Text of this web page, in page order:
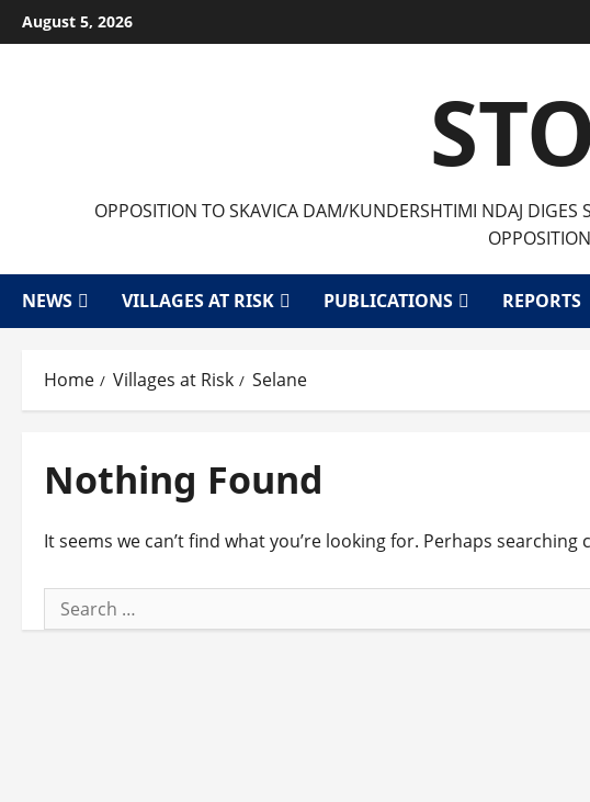
Skip
to
August 5, 2026
OPPOSITION TO SKAVICA DAM/KUNDERSHTIMI NDAJ
NEWS VILLAGES AT RISK PUBLICATIONS REPORTS
Home Villages at Risk Selane
Nothing Found
It seems we can’t find what you’re looking for. Perhaps searching
Search
for: